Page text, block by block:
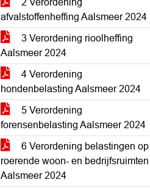
2 Verordening
afvalstoffenheffing Aalsmeer 2024
3 Verordening rioolheffing
Aalsmeer 2024
4 Verordening
hondenbelasting Aalsmeer 2024
5 Verordening
forensenbelasting Aalsmeer 2024
6 Verordening belastingen op
roerende woon- en bedrijfsruimten
Aalsmeer 2024